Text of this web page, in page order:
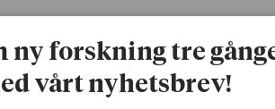
ny forskning tre
vårt nyhetsbrev!